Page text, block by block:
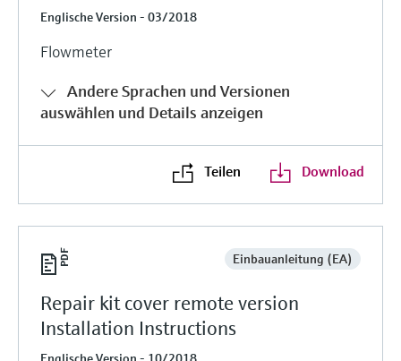
Englische Version - 03/2018
Flowmeter
Andere Sprachen und Versionen
auswählen und Details anzeigen
Teilen Download
Einbauanleitung (EA)
Repair kit cover remote version
Installation Instructions